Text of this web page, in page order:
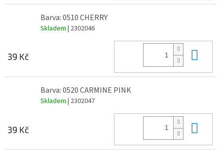
Barva: 0510 CHERRY
Skladem | 2302046
39 Kč
Barva: 0520 CARMINE PINK
Skladem | 2302047
39 Kč